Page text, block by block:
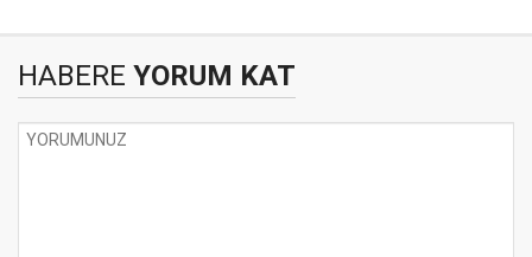
HABERE YORUM KAT